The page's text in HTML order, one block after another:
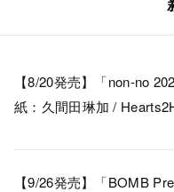
【8/20発売】「non-no
紙：久間田琳加 /
【9/26発売】「BOMB